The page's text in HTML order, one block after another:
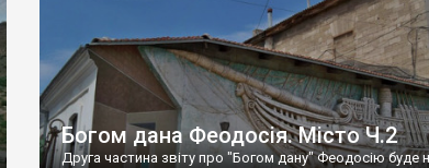
Богом дана Феодосія. Місто Ч.2
Друга частина звіту про "Богом дану" Феодосію буде